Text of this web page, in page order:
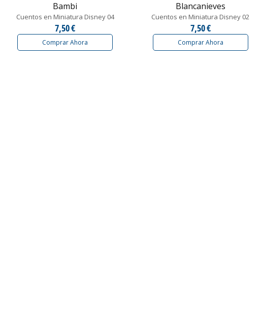
Bambi
Cuentos en Miniatura Disney 04
7,50 €
Comprar Ahora
Blancanieves
Cuentos en Miniatura Disney 02
7,50 €
Comprar Ahora